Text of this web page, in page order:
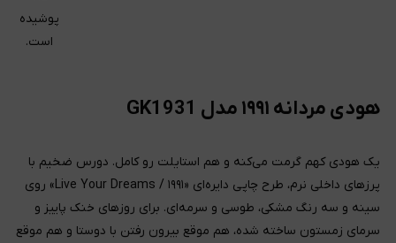
پوشیده
است.
هودی مردانه ۱۹۹۱ مدل GK1931
یک هودی کهم گرمت می‌کنه و هم استایلت رو کامل. دورس ضخیم با
پرزهای داخلی نرم، طرح چاپی دایره‌ای «۱۹۹۱ / Live Your Dreams» روی
سینه و سه رنگ مشکی، طوسی و سرمه‌ای. برای روزهای خنک پاییز و
سرمای زمستون ساخته شده، هم موقع بیرون رفتن با دوستا و هم موقع